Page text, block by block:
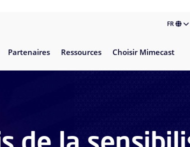
FR
Partenaires Ressources Choisir Mimecast